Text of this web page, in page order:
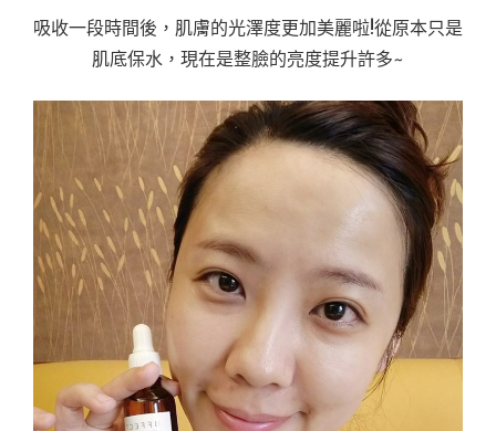
吸收一段時間後，肌膚的光澤度更加美麗啦!從原本只是
肌底保水，現在是整臉的亮度提升許多~